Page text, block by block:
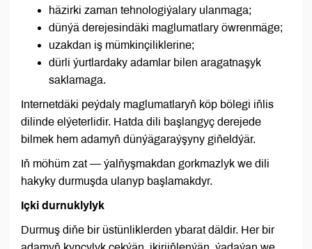
häzirki zaman tehnologiýalary ulanmaga;
dünýä derejesindäki maglumatlary öwrenmäge;
uzakdan iş mümkinçiliklerine;
dürli ýurtlardaky adamlar bilen aragatnaşyk
saklamaga.
Internetdäki peýdaly maglumatlaryň köp bölegi iňlis
dilinde elýeterlidir. Hatda dili başlangyç derejede
bilmek hem adamyň dünýägaraýşyny giňeldýär.
Iň möhüm zat — ýalňyşmakdan gorkmazlyk we dili
hakyky durmuşda ulanyp başlamakdyr.
Içki durnuklylyk
Durmuş diňe bir üstünliklerden ybarat däldir. Her bir